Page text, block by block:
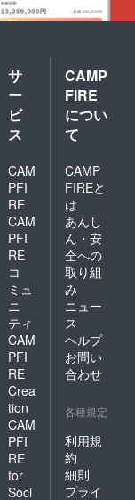
サ
ー
ビ
ス
CAM
PFI
RE
CAM
PFI
RE
コ
ミュ
ニ
ティ
CAM
PFI
RE
Crea
tion
CAM
PFI
RE
for
Soci
CAMP
FIRE
につい
て
CAMP
FIREと
は
あんし
ん・安
全への
取り組
み
ニュー
ス
ヘルプ
お問い
合わせ
各種規定
利用規
約
細則
プライ